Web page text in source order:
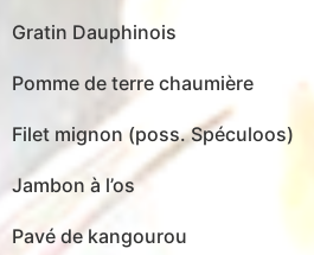
Gratin Dauphinois
Pomme de terre chaumière
Filet mignon (poss. Spéculoos)
Jambon à l’os
Pavé de kangourou